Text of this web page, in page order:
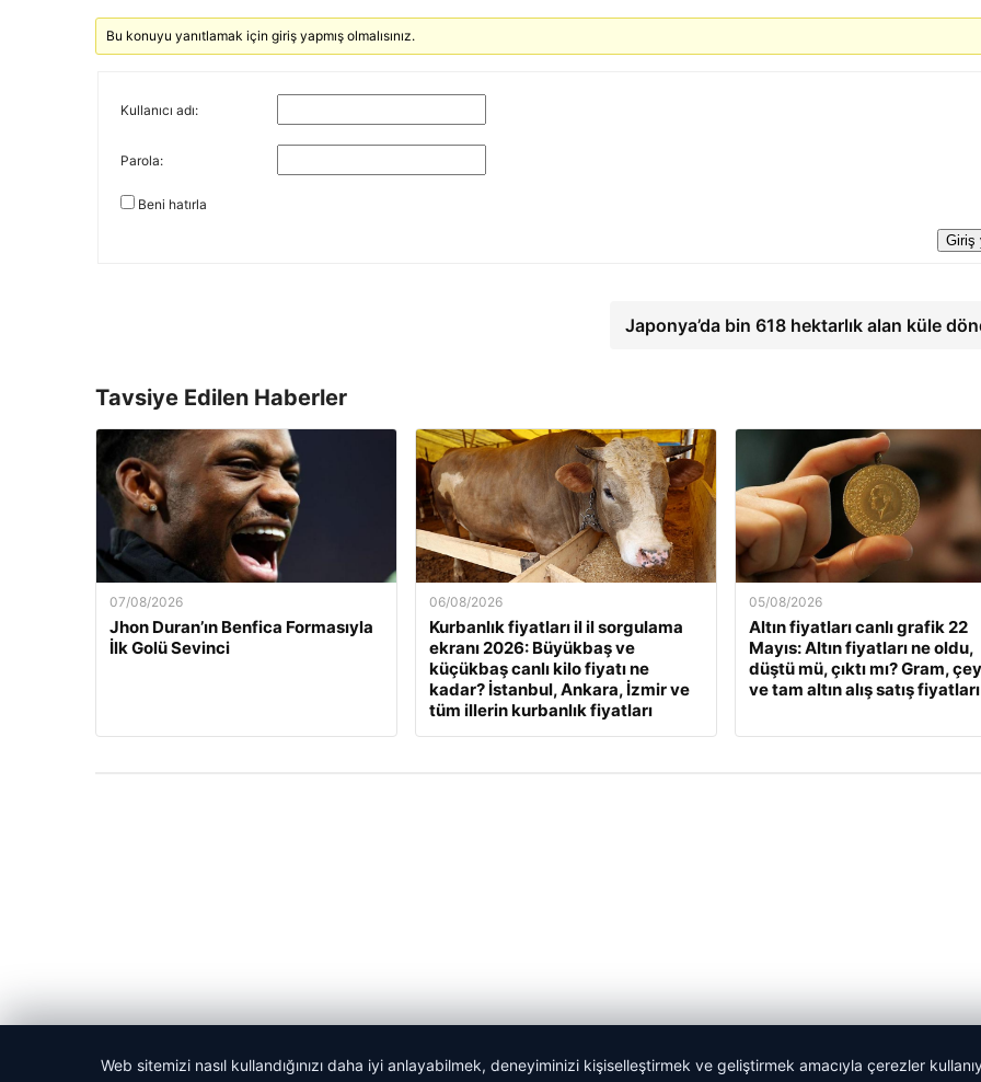
Bu konuyu yanıtlamak için giriş yapmış olmalısınız.
Kullanıcı adı:
Parola:
Beni hatırla
Giriş
Japonya’da bin 618 hektarlık alan küle
Tavsiye Edilen Haberler
07/08/2026
Jhon Duran’ın Benfica Formasıyla
İlk Golü Sevinci
06/08/2026
Kurbanlık fiyatları il il sorgulama
ekranı 2026: Büyükbaş ve
küçükbaş canlı kilo fiyatı ne
kadar? İstanbul, Ankara, İzmir ve
tüm illerin kurbanlık fiyatları
05/08/2026
Altın fiyatları canlı grafik 22
Mayıs: Altın fiyatları ne oldu,
düştü mü, çıktı mı? Gram,
ve tam altın alış satış fiyatları
© 2026 Kitap Oku – Güncel Haberler
Web sitemizi nasıl kullandığınızı daha iyi anlayabilmek, deneyiminizi kişiselleştirmek ve geliştirmek amacıyla çerezler